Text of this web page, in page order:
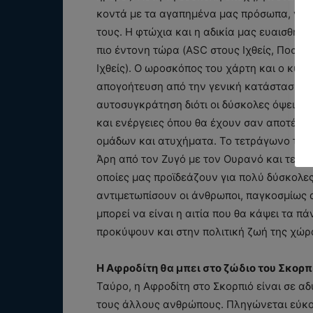
κοντά με τα αγαπημένα μας πρόσωπα, να
τους. Η φτώχια και η αδικία μας
πιο έντονη τώρα (ASC στους Ιχθείς,
Ιχθείς). Ο ωροσκόπος του χάρτη και ο
απογοήτευση από την γενική κατάσταση
αυτοσυγκράτηση διότι οι δύσκολες όψεις,
και ενέργειες όπου θα έχουν σαν
ομάδων και ατυχήματα. Το τετράγωνο του
Άρη από τον Ζυγό με τον Ουρανό και
οποίες μας προϊδεάζουν για πολύ
αντιμετωπίσουν οι άνθρωποι,
μπορεί να είναι η αιτία που θα κάψει τα
προκύψουν και στην πολιτική ζωή της
Η Αφροδίτη θα μπει στο ζώδιο του
Ταύρο, η Αφροδίτη στο Σκορπιό είναι σε
τους άλλους ανθρώπους. Πληγώνεται